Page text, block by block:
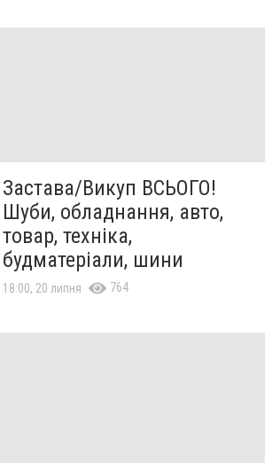
Застава/Викуп ВСЬОГО!
Шуби, обладнання, авто,
товар, техніка,
будматеріали, шини
18:00, 20 липня 764